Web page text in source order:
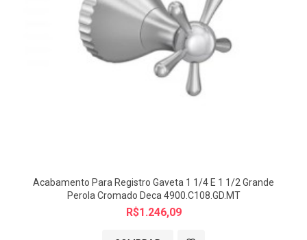
Acabamento Para Registro Gaveta 1 1/4 E 1 1/2 Grande
Perola Cromado Deca 4900.C108.GD.MT
R$1.246,09